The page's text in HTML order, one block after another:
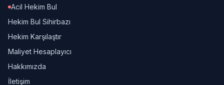
Acil Hekim Bul
Hekim Bul Sihirbazı
Hekim Karşılaştır
Maliyet Hesaplayıcı
Hakkımızda
İletişim